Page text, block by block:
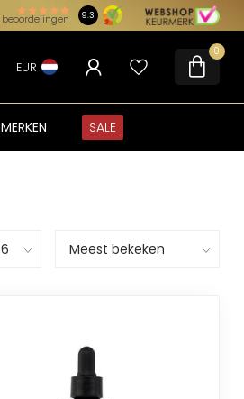
beoordelingen 9.3
EUR
0
MERKEN SALE